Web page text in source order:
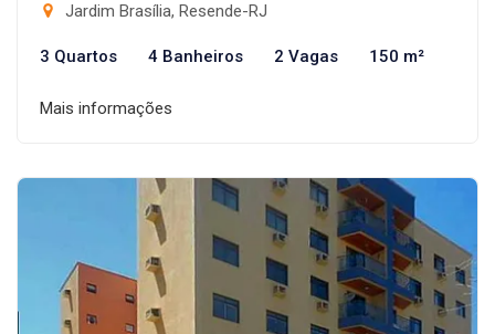
Jardim Brasília, Resende-RJ
3 Quartos 4 Banheiros 2 Vagas 150 m²
Mais informações